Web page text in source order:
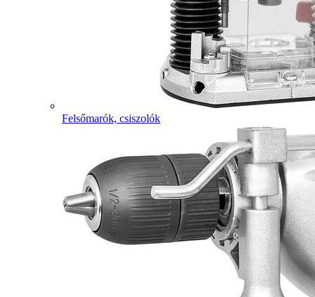
Felsőmarók, csiszolók